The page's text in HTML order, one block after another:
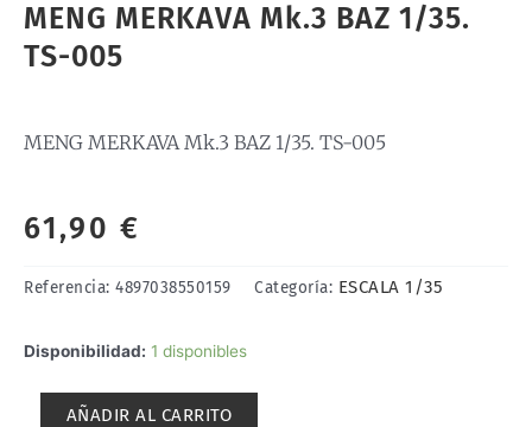
MENG MERKAVA Mk.3 BAZ 1/35.
TS-005
MENG MERKAVA Mk.3 BAZ 1/35. TS-005
61,90 €
Referencia: 4897038550159 Categoría: ESCALA 1/35
Disponibilidad: 1 disponibles
MENG
AÑADIR AL CARRITO